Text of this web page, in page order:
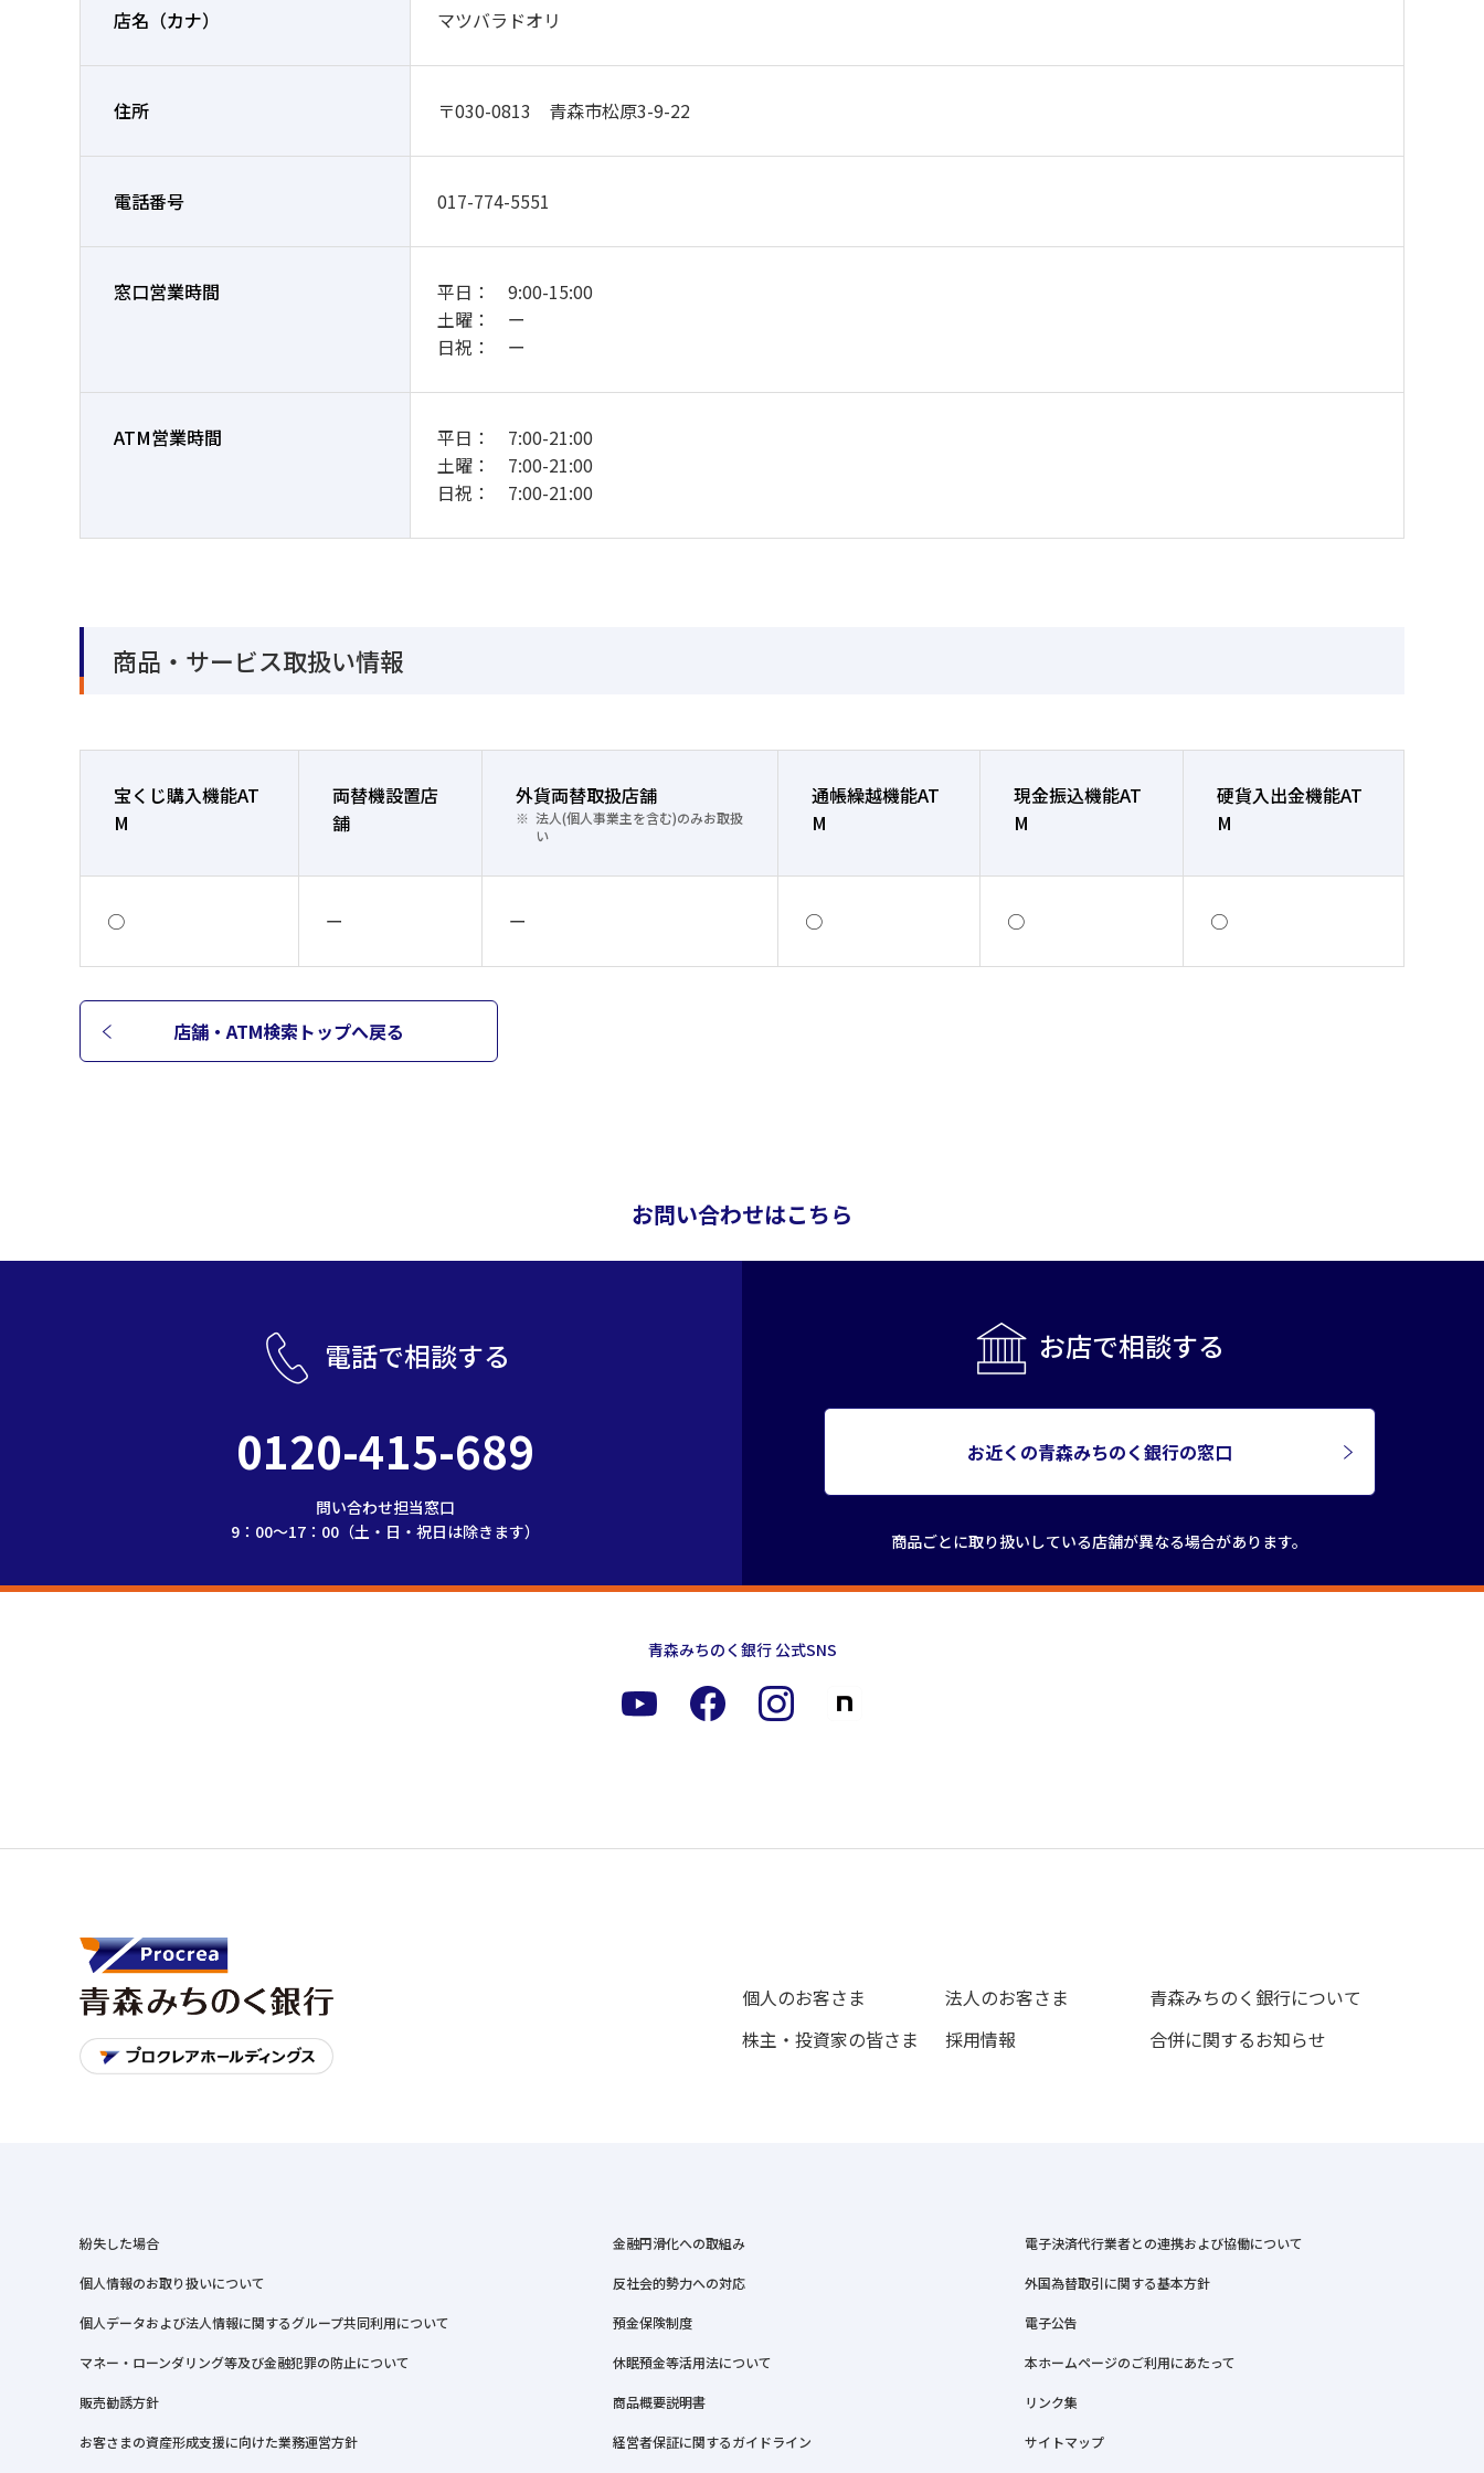
店名 （カナ） マツバラドオリ
住所 〒030-0813 青森市松原3-9-22
電話番号 017-774-5551
窓口営業時間
平日： 9:00-15:00
土曜： ー
日祝： ー
ATM営業時間
平日： 7:00-21:00
土曜： 7:00-21:00
日祝： 7:00-21:00
商品・サービス取扱い情報
宝くじ購入機能AT
M
両替機設置店
舗
外貨両替取扱店舗
法人(個人事業主を含む)のみお取扱
い
通帳繰越機能AT
M
現金振込機能AT
M
硬貨入出金機能AT
M
○ ー ー ○ ○ ○
店舗・ATM検索トップへ戻る
お問い合わせはこちら
電話で相談する
0120-415-689
問い合わせ担当窓口
9：00～17：00（土・日・祝日は除きます）
お店で相談する
お近くの青森みちのく銀行の窓口
商品ごとに取り扱いしている店舗が異なる場合があります。
青森みちのく銀行 公式SNS
個人のお客さま 法人のお客さま
青森みちのく銀行について
株主・投資家の皆さま
採用情報 合併に関するお知らせ
紛失した場合
個人情報のお取り扱いについて
個人データおよび法人情報に関するグループ共同利用について
マネー・ローンダリング等及び金融犯罪の防止について
販売勧誘方針
お客さまの資産形成支援に向けた業務運営方針
金融円滑化への取組み
反社会的勢力への対応
預金保険制度
休眠預金等活用法について
商品概要説明書
経営者保証に関するガイドライン
電子決済代行業者との連携および協働について
外国為替取引に関する基本方針
電子公告
本ホームページのご利用にあたって
リンク集
サイトマップ